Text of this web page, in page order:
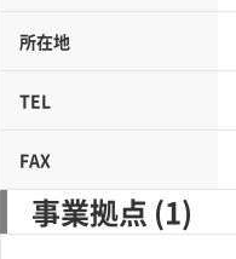
所在地
TEL
FAX
事業拠点 (1)